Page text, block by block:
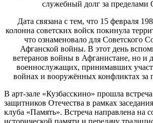
служебный долг за пределами
Дата связана с тем, что 15 февраля
колонна советских войск покинула
что ознаменовало для Советского
Афганской войны. В этот день
ветеранов войны в Афганистане, но и
военнослужащих, принимавших
войнах и вооружённых конфликтах за
В арт-зале «Кузбасскино» прошла
защитников Отечества в рамках
клуба «Память». Встреча направлена на
исторической памяти и передачу